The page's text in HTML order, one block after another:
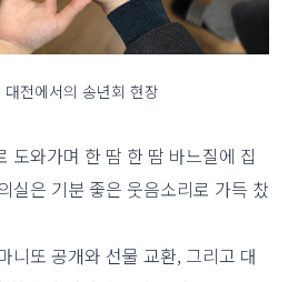
대전에서의 송년회 현장
도와가며 한 땀 한 땀 바느질에 집
실은 기분 좋은 웃음소리로 가득 찼
니또 공개와 선물 교환, 그리고 대